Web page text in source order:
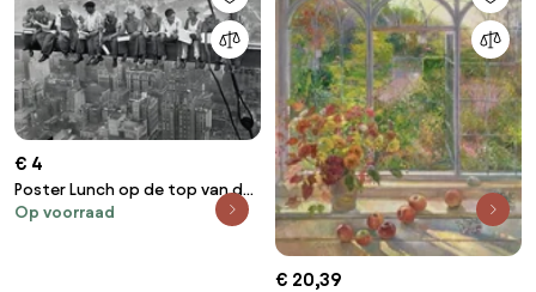
€ 4
Poster Lunch op de top van de
wolkenkrabber
Op voorraad
€ 20,39